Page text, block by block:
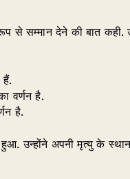
रूप से सम्मान देने की बात
वर्णन है.
है.
उन्होंने अपनी मृत्यु के